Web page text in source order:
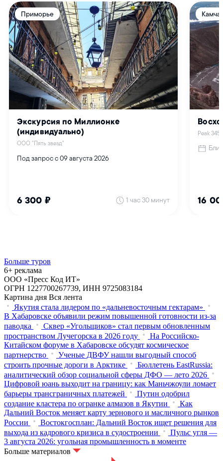
Больше туров
6+ реклама
ООО «Пресс Код ИТ»
ОГРН 1227700267739, ИНН 9725083184
Картина дня Вся лента
Якутия стала лидером по «дальневосточным гектарам»
В Хабаровске объявили режим повышенной готовности из‑за
паводка
Сквер «Угольщиков» стал первым обновленным
пространством Лучегорска в 2026 году
На Российско-
Китайском форуме в Хабаровске обсудят космическое
партнерство
Ученые ДВФУ нашли выгодный способ
строить прочные дороги в Арктике
Бюллетень EastRussia:
аналитический обзор социальной сферы ДФО — лето 2026
Цифровой юань выходит на границу: как Маньчжоули ломает
барьеры трансграничных платежей
Путин одобрил
создание кластера по огранке алмазов в Якутии
Как
Дальний Восток меняет карту зернового и масличного рынков
России
Востокгосплан: Дальний Восток ищет решения для
выхода из кадрового кризиса в судостроении
Пульс угля —
3 августа 2026: угольная промышленность в моменте
Больше материалов